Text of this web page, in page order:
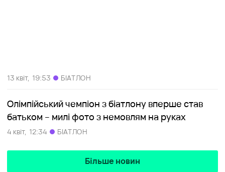
13 квіт, 19:53 БІАТЛОН
Олімпійський чемпіон з біатлону вперше став
батьком – милі фото з немовлям на руках
4 квіт, 12:34 БІАТЛОН
Більше новин